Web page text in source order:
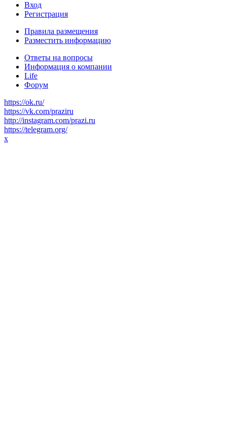
Вход
Регистрация
Правила размещения
Разместить информацию
Ответы на вопросы
Информация о компании
Life
Форум
https://ok.ru/
https://vk.com/praziru
http://instagram.com/prazi.ru
https://telegram.org/
x